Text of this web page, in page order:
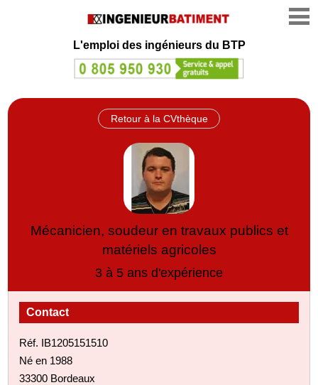
L'emploi des ingénieurs du BTP
Retour à la CVthèque
Mécanicien, soudeur en travaux publics et
matériels agricoles
3 à 5 ans d'expérience
Contact
Réf. IB1205151510
Né en 1988
33300 Bordeaux